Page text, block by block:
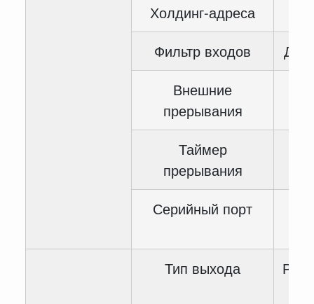
Холдинг-адреса
Фильтр входов
Для
Внешние
прерывания
Таймер
прерывания
Серийный порт
Тип выхода